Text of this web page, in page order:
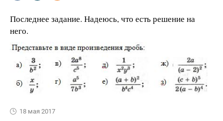
Последнее задание. Надеюсь, что есть решение на
него.
18 мая 2017